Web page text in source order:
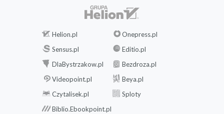
Helion.pl
Onepress.pl
Sensus.pl
Editio.pl
DlaBystrzakow.pl
Bezdroza.pl
Videopoint.pl
Beya.pl
Czytalisek.pl
Sploty
Biblio.Ebookpoint.pl